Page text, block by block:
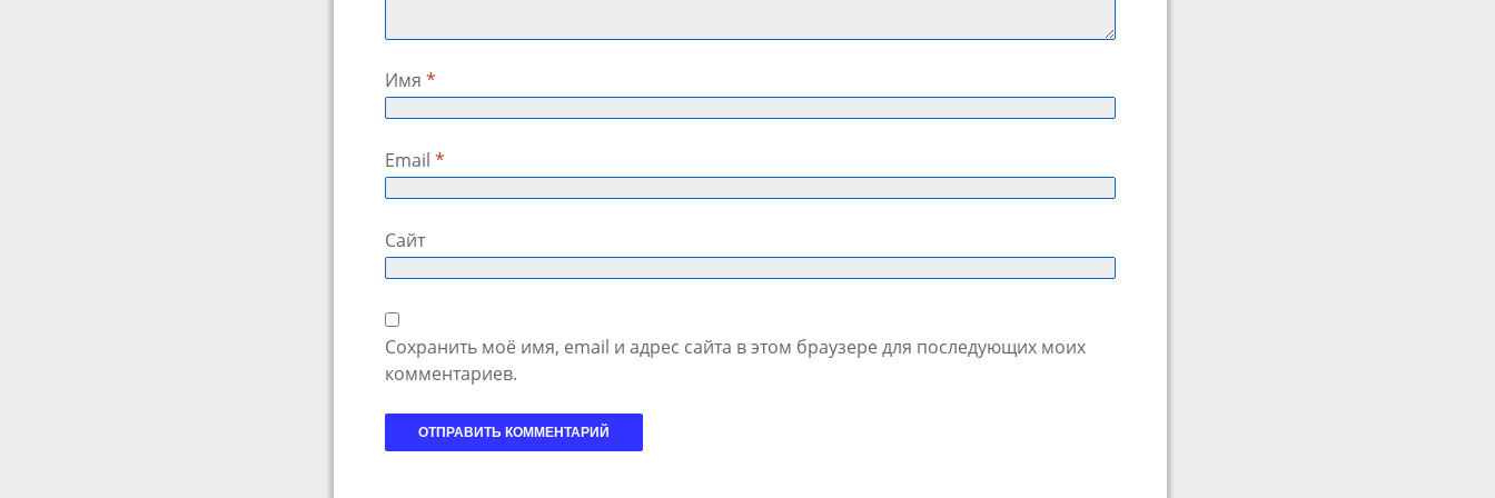
Имя*
Email*
Сайт
Сохранить моё имя, email и адрес сайта в этом браузере для последующих моих
комментариев.